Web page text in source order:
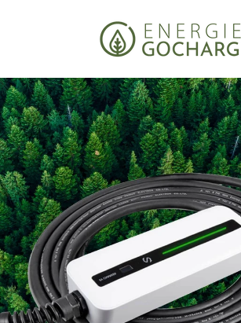
CA ($)
US ($)
Langue
FR
EN
ES